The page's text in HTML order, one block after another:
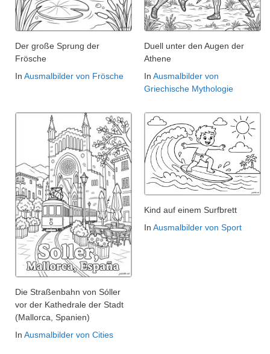
Der große Sprung der
Frösche
In Ausmalbilder von Frösche
Duell unter den Augen der
Athene
In Ausmalbilder von
Griechische Mythologie
Die Straßenbahn von Sóller
vor der Kathedrale der Stadt
(Mallorca, Spanien)
In Ausmalbilder von Cities
Kind auf einem Surfbrett
In Ausmalbilder von Sport